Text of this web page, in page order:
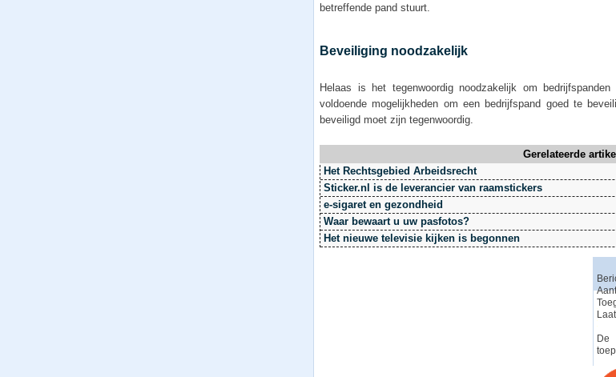
betreffende pand stuurt.
Beveiliging noodzakelijk
Helaas is het tegenwoordig noodzakelijk om
voldoende mogelijkheden om een bedrijfspand goed te
beveiligd moet zijn tegenwoordig.
Gerelateerde
Het Rechtsgebied Arbeidsrecht
Sticker.nl is de leverancier van raamstickers
e-sigaret en gezondheid
Waar bewaart u uw pasfotos?
Het nieuwe televisie kijken is begonnen